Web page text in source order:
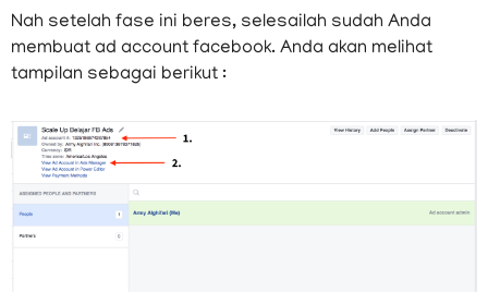
Ganti default role menjadi admin
Centang nama Anda sendiri
Nah setelah fase ini beres, selesailah sudah Anda
membuat ad account facebook. Anda akan melihat
tampilan sebagai berikut :